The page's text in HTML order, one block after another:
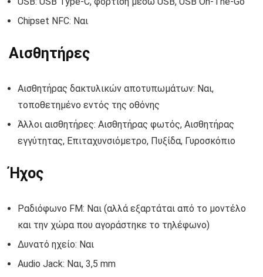
Chipset NFC: Ναι
Αισθητήρες
Αισθητήρας δακτυλικών αποτυπωμάτων: Ναι,
τοποθετημένο εντός της οθόνης
Άλλοι αισθητήρες: Αισθητήρας φωτός, Αισθητήρας
εγγύτητας, Επιταχυνσιόμετρο, Πυξίδα, Γυροσκόπιο
Ήχος
Ραδιόφωνο FM: Ναι (αλλά εξαρτάται από το μοντέλο
και την χώρα που αγοράστηκε το τηλέφωνο)
Δυνατό ηχείο: Ναι
Audio Jack: Ναι, 3,5 mm